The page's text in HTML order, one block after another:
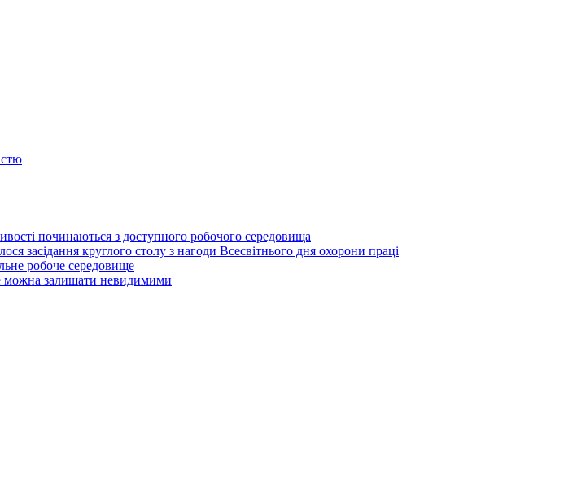
починаються з доступного робочого середовища
засідання круглого столу з нагоди Всесвітнього дня охорони праці
робоче середовище
можна залишати невидимими